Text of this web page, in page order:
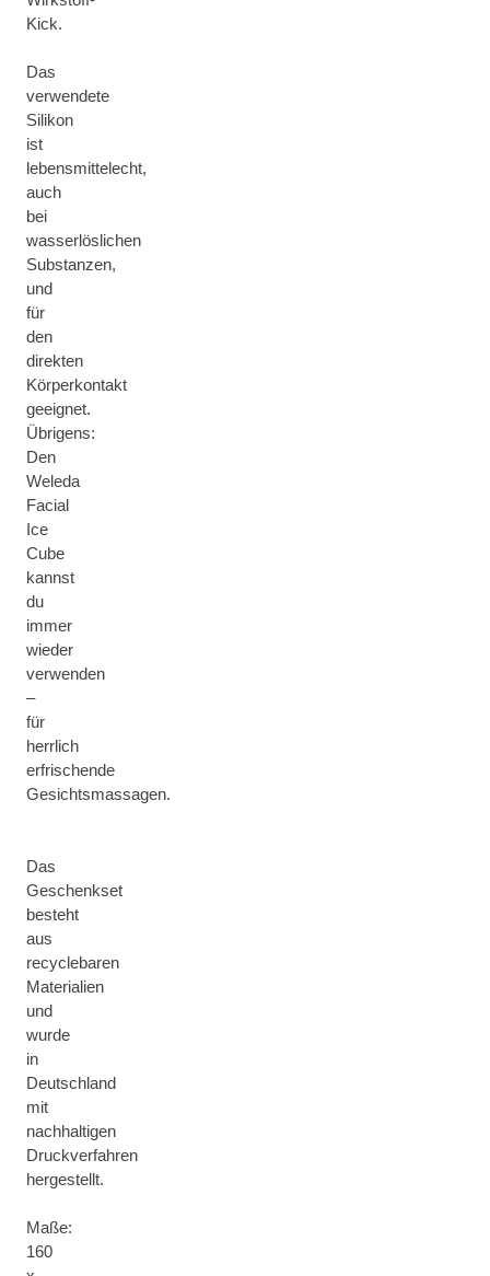
Kick.
Das
verwendete
Silikon
ist
lebensmittelecht,
auch
bei
wasserlöslichen
Substanzen,
und
für
den
direkten
Körperkontakt
geeignet.
Übrigens:
Den
Weleda
Facial
Ice
Cube
kannst
du
immer
wieder
verwenden
–
für
herrlich
erfrischende
Gesichtsmassagen.
Das
Geschenkset
besteht
aus
recyclebaren
Materialien
und
wurde
in
Deutschland
mit
nachhaltigen
Druckverfahren
hergestellt.
Maße:
160